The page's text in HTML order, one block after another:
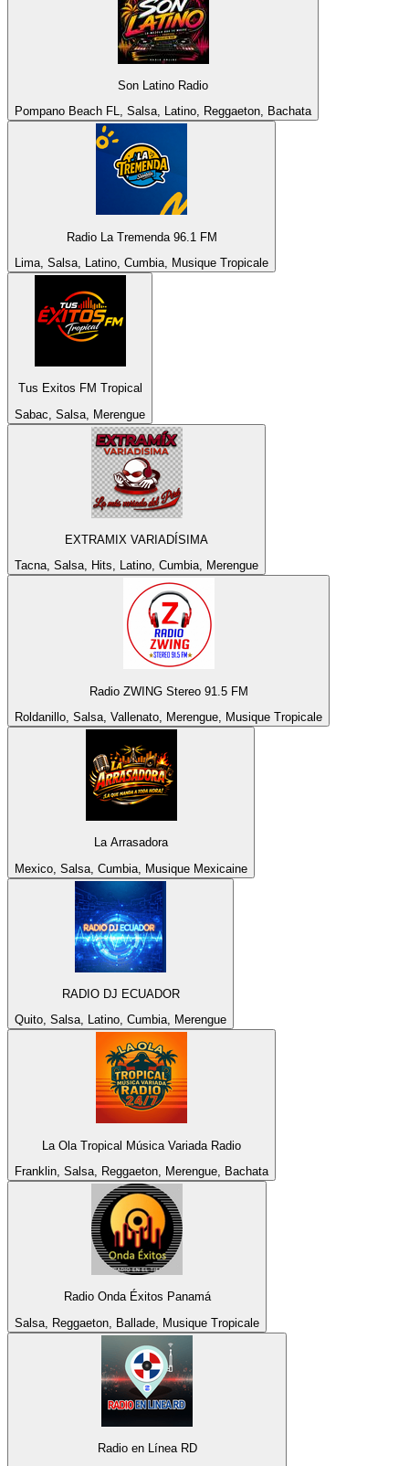
Son Latino Radio
Pompano Beach FL, Salsa, Latino, Reggaeton, Bachata
Radio La Tremenda 96.1 FM
Lima, Salsa, Latino, Cumbia, Musique Tropicale
Tus Exitos FM Tropical
Sabac, Salsa, Merengue
EXTRAMIX VARIADÍSIMA
Tacna, Salsa, Hits, Latino, Cumbia, Merengue
Radio ZWING Stereo 91.5 FM
Roldanillo, Salsa, Vallenato, Merengue, Musique Tropicale
La Arrasadora
Mexico, Salsa, Cumbia, Musique Mexicaine
RADIO DJ ECUADOR
Quito, Salsa, Latino, Cumbia, Merengue
La Ola Tropical Música Variada Radio
Franklin, Salsa, Reggaeton, Merengue, Bachata
Radio Onda Éxitos Panamá
Salsa, Reggaeton, Ballade, Musique Tropicale
Radio en Línea RD